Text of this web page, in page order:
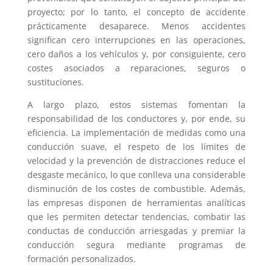
proyecto; por lo tanto, el concepto de accidente
prácticamente desaparece. Menos accidentes
significan cero interrupciones en las operaciones,
cero daños a los vehículos y, por consiguiente, cero
costes asociados a reparaciones, seguros o
sustituciones.
A largo plazo, estos sistemas fomentan la
responsabilidad de los conductores y, por ende, su
eficiencia. La implementación de medidas como una
conducción suave, el respeto de los límites de
velocidad y la prevención de distracciones reduce el
desgaste mecánico, lo que conlleva una considerable
disminución de los costes de combustible. Además,
las empresas disponen de herramientas analíticas
que les permiten detectar tendencias, combatir las
conductas de conducción arriesgadas y premiar la
conducción segura mediante programas de
formación personalizados.